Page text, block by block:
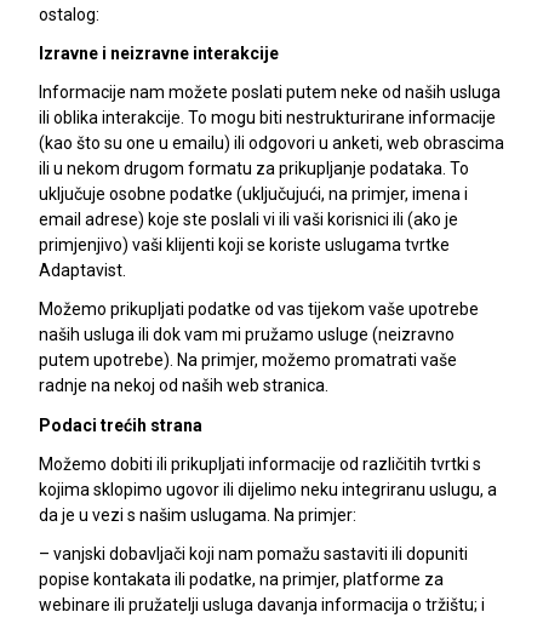
ostalog:
Izravne i neizravne interakcije
Informacije nam možete poslati putem neke od naših usluga
ili oblika interakcije. To mogu biti nestrukturirane informacije
(kao što su one u emailu) ili odgovori u anketi, web obrascima
ili u nekom drugom formatu za prikupljanje podataka. To
uključuje osobne podatke (uključujući, na primjer, imena i
email adrese) koje ste poslali vi ili vaši korisnici ili (ako je
primjenjivo) vaši klijenti koji se koriste uslugama tvrtke
Adaptavist.
Možemo prikupljati podatke od vas tijekom vaše upotrebe
naših usluga ili dok vam mi pružamo usluge (neizravno
putem upotrebe). Na primjer, možemo promatrati vaše
radnje na nekoj od naših web stranica.
Podaci trećih strana
Možemo dobiti ili prikupljati informacije od različitih tvrtki s
kojima sklopimo ugovor ili dijelimo neku integriranu uslugu, a
da je u vezi s našim uslugama. Na primjer:
– vanjski dobavljači koji nam pomažu sastaviti ili dopuniti
popise kontakata ili podatke, na primjer, platforme za
webinare ili pružatelji usluga davanja informacija o tržištu; i